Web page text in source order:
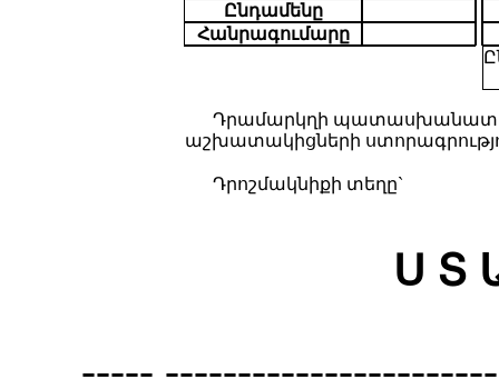
Ընդամենը
Հանրագումարը
Դրամարկղի
աշխատակիցների
Դրոշմակնիքի տեղը`
Ս Տ
-----